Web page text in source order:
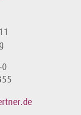
0